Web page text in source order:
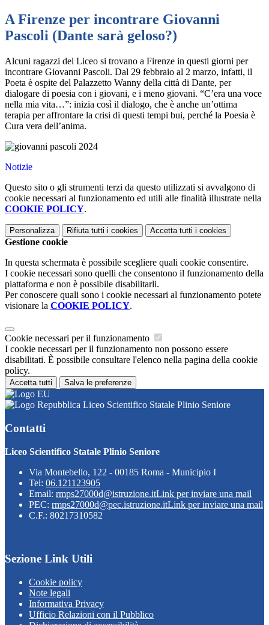
A Firenze per incontrare Giovanni
Pascoli (Dante sarà geloso?)
Alcuni ragazzi del Liceo si trovano a Firenze in questi giorni per
incontrare Giovanni Pascoli. Dal 29 febbraio al 2 marzo, infatti, il
Poeta è ospite del Palazzetto Wanny della città di Dante, per
dialogare di poesia con i giovani, e i meno giovani. “C’era una voce
nella mia vita…”: inizia così il dialogo, che è anche un’ottima
terapia per affrontare la crisi di questi tempi bui, perché la Poesia è
Cura vera dell’anima.
Notizie
Questo sito o gli strumenti terzi da questo utilizzati si avvalgono di
cookie necessari al funzionamento ed utili alle finalità illustrate nella
COOKIE POLICY.
Personalizza Rifiuta tutti i cookies Accetta tutti i cookies
Gestione cookie
In questa schermata è possibile scegliere quali cookie consentire.
I cookie necessari sono quelli che consentono il funzionamento della
piattaforma e non è possibile disabilitarli.
Per conoscere quali sono i cookie necessari al funzionamento potete
visionare la COOKIE POLICY.
Cookie necessari per il funzionamento
I cookie necessari per il funzionamento non possono essere
disabilitati. È possibile consultare l'elenco nella pagina della cookie
policy.
Accetta tutti Salva le preferenze
Liceo Scientifico Statale Plinio Seniore
Contatti
Liceo Scientifico Statale Plinio Seniore
Via Montebello, 122 - 00185 Roma - Municipio I
Tel: 06.121123905
Email: rmps27000d@istruzione.itLink per inviare una mail
PEC: rmps27000d@pec.istruzione.itLink per inviare una mail
C.F.: 80217310582
Sezione Link Utili
Cookie policy
Note legali
Informativa Privacy
Ufficio Relazioni con il Pubblico